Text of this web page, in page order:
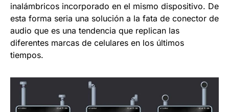
inalámbricos incorporado en el mismo dispositivo. De
esta forma seria una solución a la fata de conector de
audio que es una tendencia que replican las
diferentes marcas de celulares en los últimos
tiempos.